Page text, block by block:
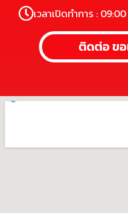
เวลาเปิดทำการ :
ติดต่อ ขอ